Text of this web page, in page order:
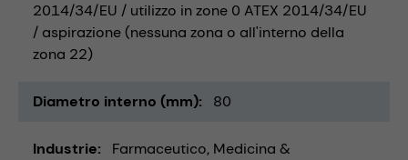
2014/34/EU / utilizzo in zone 0 ATEX 2014/34/EU
/ aspirazione (nessuna zona o all'interno della
zona 22)
Diametro interno (mm) 80
Industrie Farmaceutico Medicina &